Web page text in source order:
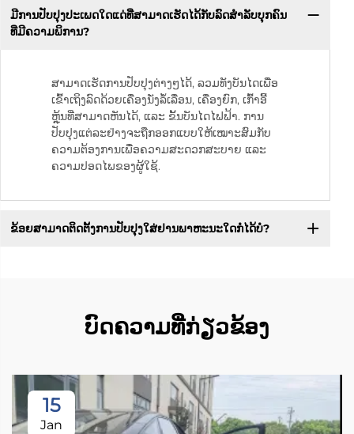
ມີການປັບປຸງປະເພດໃດແດ່ທີ່ສາມາດເຮັດໄດ້ກັບລົດສຳລັບບຸກຄົນ
ທີ່ມີຄວາມພິການ?
ສາມາດເຮັດການປັບປຸງຕ່າງໆໄດ້, ລວມທັງບັນໄດເພື່ອ
ເຂົ້າເຖິງລົດດ້ວຍເຄື່ອງນັ່ງລໍ້ເລື່ອນ, ເຄື່ອງຍົກ, ເກົ້າອີ້
ຫຼຸ້ນທີ່ສາມາດຫັນໄດ້, ແລະ ຂັ້ນບັນໄດໄຟຟ້າ. ການ
ປັບປຸງແຕ່ລະຢ່າງຈະຖືກອອກແບບໃຫ້ເໝາະສົມກັບ
ຄວາມຕ້ອງການເພື່ອຄວາມສະດວກສະບາຍ ແລະ
ຄວາມປອດໄພຂອງຜູ້ໃຊ້.
ຂ້ອຍສາມາດຕິດຕັ້ງການປັບປຸງໃສ່ຢານພາຫະນະໃດກໍໄດ້ບໍ?
ບົດຄວາມທີ່ກ່ຽວຂ້ອງ
15
Jan